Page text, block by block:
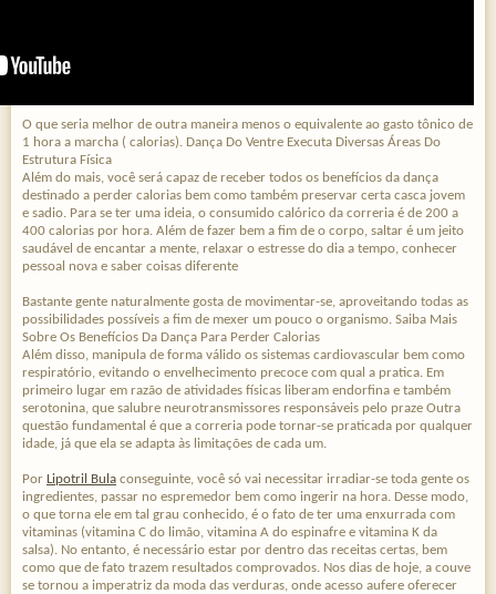
O que seria melhor de outra maneira menos o equivalente ao gasto tônico de
1 hora a marcha ( calorias). Dança Do Ventre Executa Diversas Áreas Do
Estrutura Física
Além do mais, você será capaz de receber todos os benefícios da dança
destinado a perder calorias bem como também preservar certa casca jovem
e sadio. Para se ter uma ideia, o consumido calórico da correria é de 200 a
400 calorias por hora. Além de fazer bem a fim de o corpo, saltar é um jeito
saudável de encantar a mente, relaxar o estresse do dia a tempo, conhecer
pessoal nova e saber coisas diferente
Bastante gente naturalmente gosta de movimentar-se, aproveitando todas as
possibilidades possíveis a fim de mexer um pouco o organismo. Saiba Mais
Sobre Os Benefícios Da Dança Para Perder Calorias
Além disso, manipula de forma válido os sistemas cardiovascular bem como
respiratório, evitando o envelhecimento precoce com qual a pratica. Em
primeiro lugar em razão de atividades físicas liberam endorfina e também
serotonina, que salubre neurotransmissores responsáveis pelo praze Outra
questão fundamental é que a correria pode tornar-se praticada por qualquer
idade, já que ela se adapta às limitações de cada um.
Por Lipotril Bula conseguinte, você só vai necessitar irradiar-se toda gente os
ingredientes, passar no espremedor bem como ingerir na hora. Desse modo,
o que torna ele em tal grau conhecido, é o fato de ter uma enxurrada com
vitaminas (vitamina C do limão, vitamina A do espinafre e vitamina K da
salsa). No entanto, é necessário estar por dentro das receitas certas, bem
como que de fato trazem resultados comprovados. Nos dias de hoje, a couve
se tornou a imperatriz da moda das verduras, onde acesso aufere oferecer